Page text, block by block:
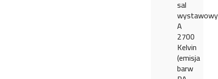
sal
A
2700
Kelvin
(emisja
barw